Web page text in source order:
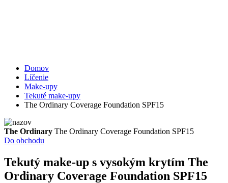
Domov
Líčenie
Make-upy
Tekuté make-upy
The Ordinary Coverage Foundation SPF15
The Ordinary The Ordinary Coverage Foundation SPF15
Do obchodu
Tekutý make-up s vysokým krytím The
Ordinary Coverage Foundation SPF15